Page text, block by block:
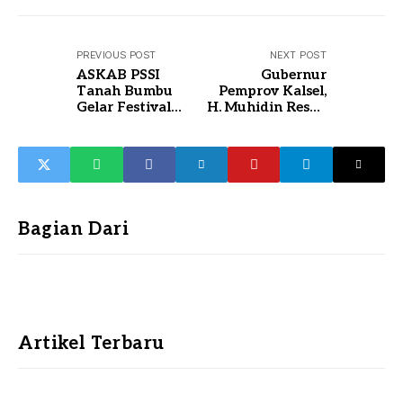
PREVIOUS POST
ASKAB PSSI
Tanah Bumbu
Gelar Festival
NEXT POST
Gubernur
Pemprov Kalsel,
H. Muhidin Resmi
Bagian Dari
Artikel Terbaru